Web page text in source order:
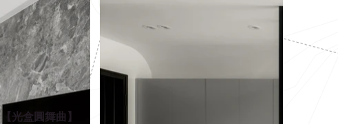
​【光盒圓舞曲】